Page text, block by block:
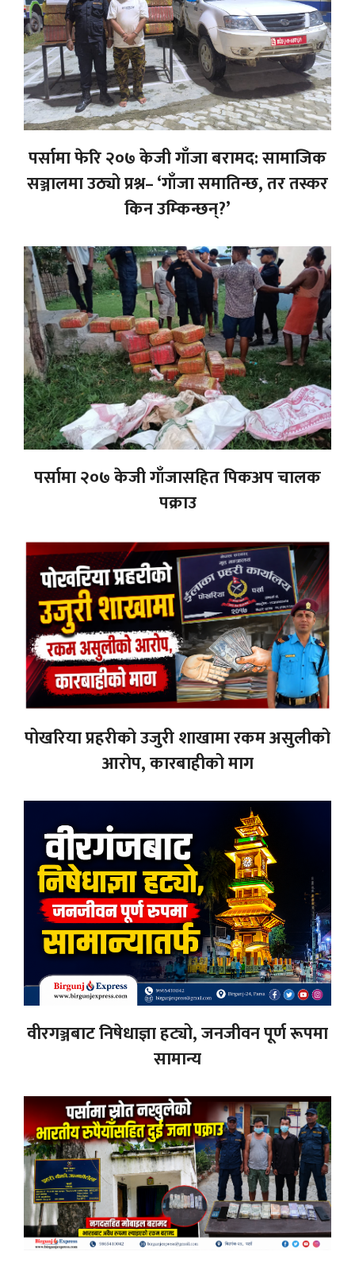
पर्सामा फेरि २०७ केजी गाँजा बरामद: सामाजिक
सञ्जालमा उठ्यो प्रश्न– ‘गाँजा समातिन्छ, तर तस्कर
किन उम्किन्छन्?’
पर्सामा २०७ केजी गाँजासहित पिकअप चालक
पक्राउ
पोखरिया प्रहरीको उजुरी शाखामा रकम असुलीको
आरोप, कारबाहीको माग
वीरगञ्जबाट निषेधाज्ञा हट्यो, जनजीवन पूर्ण रूपमा
सामान्य